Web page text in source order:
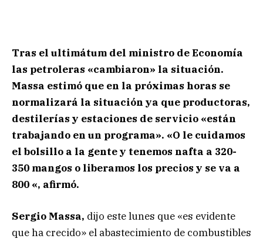
Tras el ultimátum del ministro de Economía
las petroleras «cambiaron» la situación.
Massa estimó que en la próximas horas se
normalizará la situación ya que productoras,
destilerías y estaciones de servicio «están
trabajando en un programa». «O le cuidamos
el bolsillo a la gente y tenemos nafta a 320-
350 mangos o liberamos los precios y se va a
800 «, afirmó.
Sergio Massa, dijo este lunes que «es evidente
que ha crecido» el abastecimiento de combustibles